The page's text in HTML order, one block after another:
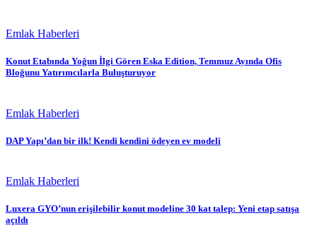
Emlak Haberleri
Konut Etabında Yoğun İlgi Gören Eska Edition, Temmuz Ayında Ofis
Bloğunu Yatırımcılarla Buluşturuyor
Emlak Haberleri
DAP Yapı’dan bir ilk! Kendi kendini ödeyen ev modeli
Emlak Haberleri
Luxera GYO’nun erişilebilir konut modeline 30 kat talep: Yeni etap satışa
açıldı